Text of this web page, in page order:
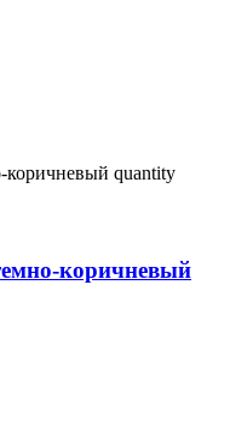
коричневый quantity
коричневый